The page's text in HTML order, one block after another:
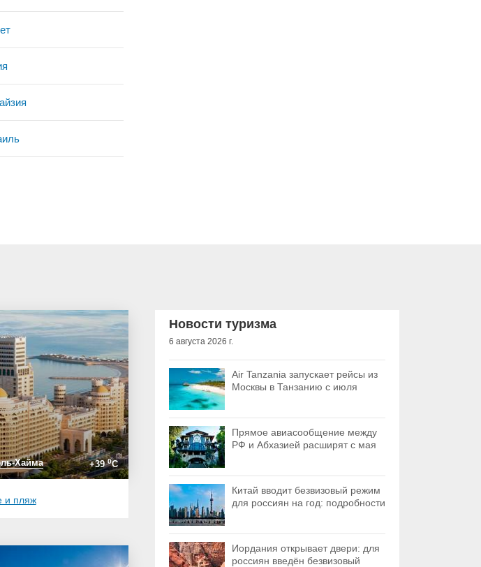
,Дружелюбная атмосфера
Хайма +390C
и пляж
Новости туризма
6 августа 2026 г.
Air Tanzania запускает рейсы из
Москвы в Танзанию с июля
Прямое авиасообщение между
РФ и Абхазией расширят с мая
Китай вводит безвизовый режим
для россиян на год: подробности
Иордания открывает двери: для
россиян введён безвизовый